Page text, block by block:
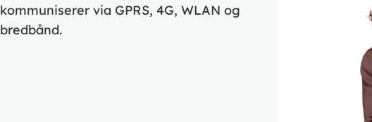
kommuniserer via GPRS, 4G, WLAN og
bredbånd.